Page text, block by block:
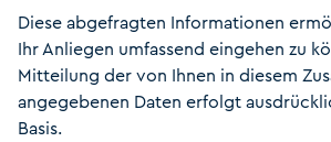
Diese abgefragten Informationen
Ihr Anliegen umfassend eingehen zu
Mitteilung der von Ihnen in diesem
angegebenen Daten erfolgt
Basis.